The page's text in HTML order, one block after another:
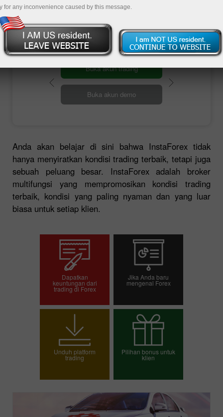
untuk berpartisipasi dalam kontes dan
Buka akun trading
Buka akun demo
Anda akan belajar di sini bahwa InstaForex tidak
hanya menyiratkan kondisi trading terbaik, tetapi juga
sebuah peluang besar. InstaForex adalah broker
multifungsi yang mempromosikan kondisi trading
terbaik, kondisi yang paling nyaman dan yang luar
biasa untuk setiap klien.
Dapatkan
keuntungan dari
trading di Forex
Jika Anda baru
mengenal Forex
Buka akun demo
Unduh platform
trading
Pilihan bonus untuk
klien
Pilih bonus Anda
for any inconvenience caused by this message.